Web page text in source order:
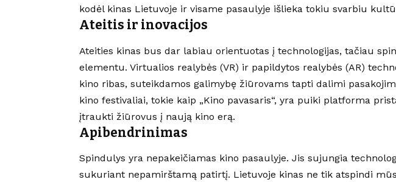
kodėl kinas Lietuvoje ir visame pasaulyje išlieka tokiu svarbiu
Ateitis ir inovacijos
Ateities kinas bus dar labiau orientuotas į technologijas, tačiau
elementu. Virtualios realybės (VR) ir papildytos realybės (AR)
kino ribas, suteikdamos galimybę žiūrovams tapti dalimi
kino festivaliai, tokie kaip „Kino pavasaris“, yra puiki platforma
įtraukti žiūrovus į naują kino erą.
Apibendrinimas
Spindulys yra nepakeičiamas kino pasaulyje. Jis sujungia
sukuriant nepamirštamą patirtį. Lietuvoje kinas ne tik atspindi